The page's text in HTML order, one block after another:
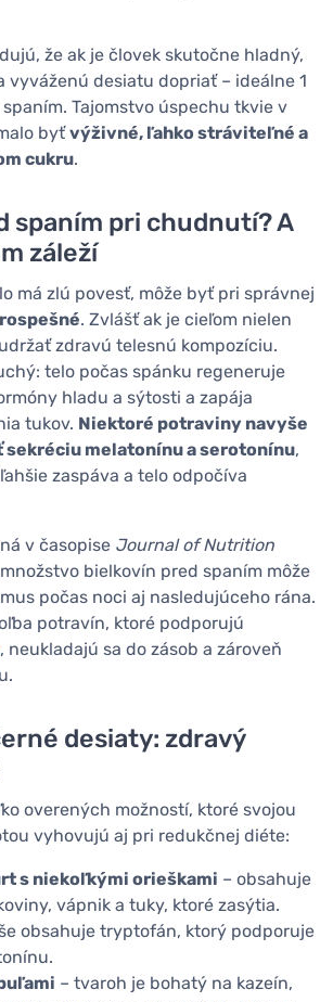
že ak je človek skutočne hladný,
vyváženú desiatu dopriať – ideálne 1
Tajomstvo úspechu tkvie v
byťvýživné, ľahko stráviteľné a
cukru.
spaním pri chudnutí? A
záleží
má zlú povesť, môže byť pri správnej
. Zvlášť ak je cieľom nielen
zdravú telesnú kompozíciu.
telo počas spánku regeneruje
hladu a sýtosti a zapája
tukov. Niektoré potraviny navyše
sekréciu melatonínu a serotonínu,
zaspáva a telo odpočíva
v časopise Journal of Nutrition
bielkovín pred spaním môže
počas noci aj nasledujúceho rána.
potravín, ktoré podporujú
, neukladajú sa do zásob a zároveň
desiaty: zdravý
overených možností, ktoré svojou
vyhovujú aj pri redukčnej diéte:
s niekoľkými orieškami – obsahuje
vápnik a tuky, ktoré zasýtia.
obsahuje tryptofán, ktorý podporuje
– tvaroh je bohatý na kazeín,